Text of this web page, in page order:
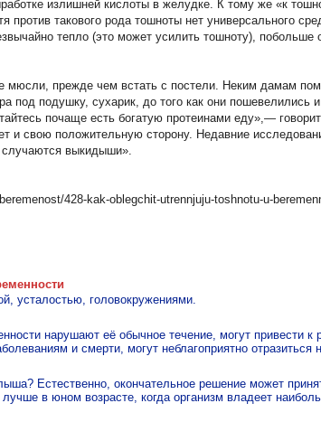
излишней кислоты в желудке. К тому же «к
против такового рода тошноты нет универсального
тепло (это может усилить тошноту),
мюсли, прежде чем встать с постели. Неким дамам
под подушку, сухарик, до того как они пошевелились
почаще есть богатую протеинами еду»,—
и свою положительную сторону. Недавние
выкидыши».
428-kak-oblegchit-utrennjuju-toshnotu-u-
усталостью, головокружениями.
нарушают её обычное течение, могут привести
и смерти, могут неблагоприятно
Естественно, окончательное решение может
в юном возрасте, когда организм владеет